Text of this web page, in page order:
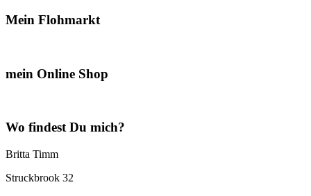
Mein Flohmarkt
mein Online Shop
Wo findest Du mich?
Britta Timm
Struckbrook 32